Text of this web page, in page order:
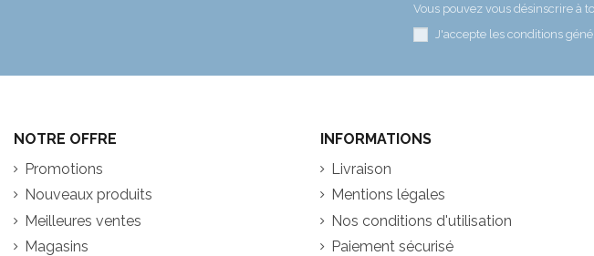
Vous pouvez vous désinscrire à
J'accepte les conditions
NOTRE OFFRE
Promotions
Nouveaux produits
Meilleures ventes
Magasins
INFORMATIONS
Livraison
Mentions légales
Nos conditions d'utilisation
Paiement sécurisé